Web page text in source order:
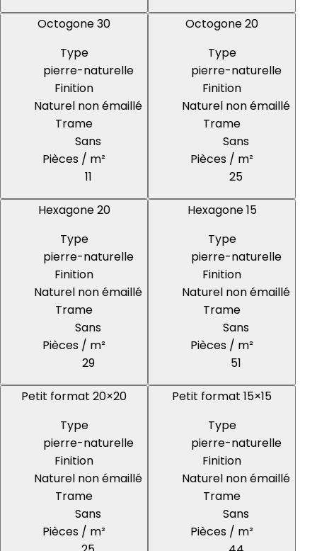
Octogone 30
Type
pierre-naturelle
Finition
Naturel non émaillé
Trame
Sans
Pièces / m²
11
Octogone 20
Type
pierre-naturelle
Finition
Naturel non émaillé
Trame
Sans
Pièces / m²
25
Hexagone 20
Type
pierre-naturelle
Finition
Naturel non émaillé
Trame
Sans
Pièces / m²
29
Hexagone 15
Type
pierre-naturelle
Finition
Naturel non émaillé
Trame
Sans
Pièces / m²
51
Petit format 20×20
Type
pierre-naturelle
Finition
Naturel non émaillé
Trame
Sans
Pièces / m²
Petit format 15×15
Type
pierre-naturelle
Finition
Naturel non émaillé
Trame
Sans
Pièces / m²